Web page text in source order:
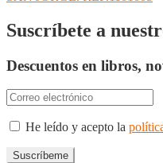
de
entradas
Suscríbete a
Descuentos en libros,
He leído y acepto la